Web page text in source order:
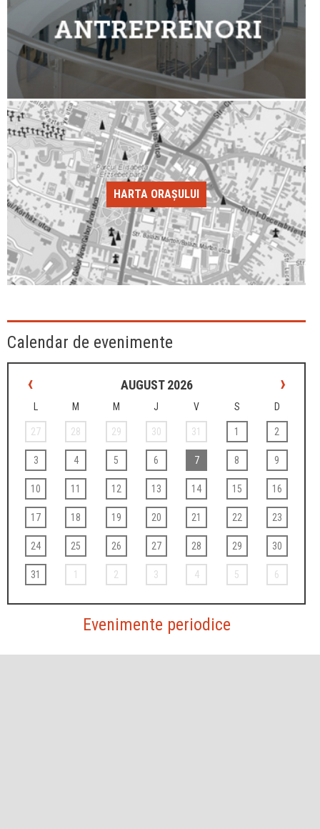
HARTA ORAȘULUI
Calendar de evenimente
‹ AUGUST 2026 ›
L M M J V S D
27 28 29 30 31 1 2
3 4 5 6 7 8 9
10 11 12 13 14 15 16
17 18 19 20 21 22 23
24 25 26 27 28 29 30
31 1 2 3 4 5 6
Evenimente periodice